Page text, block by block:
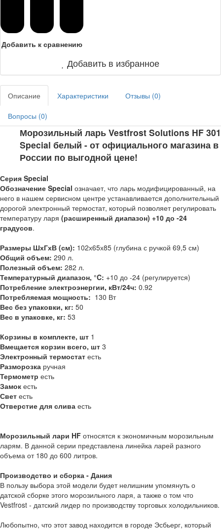
Добавить к сравнению
Добавить в избранное
Описание Характеристики Отзывы (0)
Вопросы (0)
Морозильный ларь Vestfrost Solutions HF 301
Special белый - от официального магазина в
России по выгодной цене!
Серия Special
Обозначение Special означает, что ларь модифицированный, на
него в нашем сервисном центре устанавливается дополнительный
дорогой электронный термостат, который позволяет регулировать
температуру ларя (расширенный диапазон) +10 до -24
градусов.
Размеры ШхГхВ (см): 102х65х85 (глубина с ручкой 69,5 см)
Общий объем: 290 л.
Полезный объем: 282 л.
Температурный диапазон, °C: +10 до -24 (регулируется)
Потребление электроэнергии, кВт/24ч: 0.92
Потребляемая мощность: 130 Вт
Вес без упаковки, кг: 50
Вес в упаковке, кг: 53
Корзины в комплекте, шт 1
Вмещается корзин всего, шт 3
Электронный термостат есть
Разморозка ручная
Термометр есть
Замок есть
Свет есть
Отверстие для слива есть
Морозильный лари HF относятся к экономичным морозильным
ларям. В данной серии представлена линейка ларей разного
объема от 180 до 600 литров.
Производство и сборка - Дания
В пользу выбора этой модели будет нелишним упомянуть о
датской сборке этого морозильного ларя, а также о том что
Vestfrost - датский лидер по производству торговых холодильников.
Любопытно, что этот завод находится в городе Эсбьерг, который